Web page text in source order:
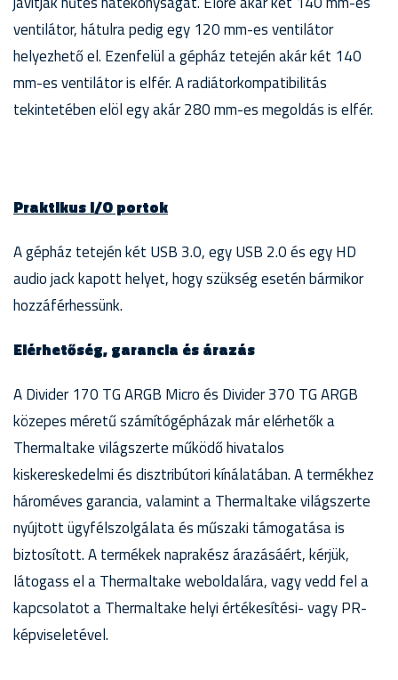
ventilátor, hátulra pedig egy 120 mm-es ventilátor
helyezhető el. Ezenfelül a gépház tetején akár két 140
mm-es ventilátor is elfér. A radiátorkompatibilitás
tekintetében elöl egy akár 280 mm-es megoldás is elfér.
Praktikus I/O portok
A gépház tetején két USB 3.0, egy USB 2.0 és egy HD
audio jack kapott helyet, hogy szükség esetén bármikor
hozzáférhessünk.
Elérhetőség, garancia és árazás
A Divider 170 TG ARGB Micro és Divider 370 TG ARGB
közepes méretű számítógépházak már elérhetők a
Thermaltake világszerte működő hivatalos
kiskereskedelmi és disztribútori kínálatában. A termékhez
hároméves garancia, valamint a Thermaltake világszerte
nyújtott ügyfélszolgálata és műszaki támogatása is
biztosított. A termékek naprakész árazásáért, kérjük,
látogass el a Thermaltake weboldalára, vagy vedd fel a
kapcsolatot a Thermaltake helyi értékesítési- vagy PR-
képviseletével.